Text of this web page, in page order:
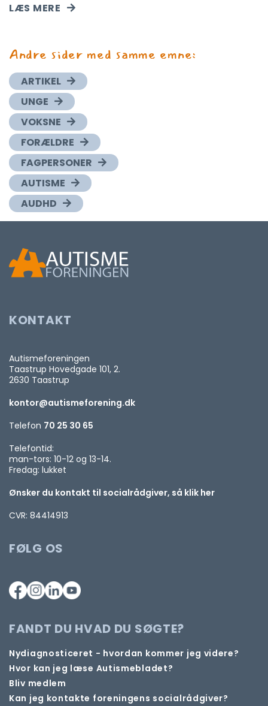
LÆS MERE
Andre sider med samme emne:
ARTIKEL
UNGE
VOKSNE
FORÆLDRE
FAGPERSONER
AUTISME
AUDHD
KONTAKT
Autismeforeningen
Taastrup Hovedgade 101, 2.
2630 Taastrup
kontor@autismeforening.dk
Telefon 70 25 30 65
Telefontid:
man-tors: 10-12 og 13-14.
Fredag: lukket
Ønsker du kontakt til socialrådgiver, så klik her
CVR: 84414913
FØLG OS
FANDT DU HVAD DU SØGTE?
Nydiagnosticeret - hvordan kommer jeg videre?
Hvor kan jeg læse Autismebladet?
Bliv medlem
Kan jeg kontakte foreningens socialrådgiver?